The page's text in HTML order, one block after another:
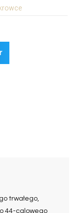
trwałego,
44-calowego